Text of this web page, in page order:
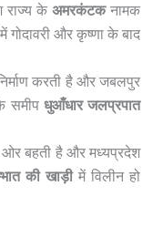
राज्य केअमरकंटकनामक
और कृष्णा के बाद
करती है और जबलपुर
समीप धुआँधार जलप्रपात
ओर बहती है और मध्यप्रदेश
की खाड़ीमें विलीन हो